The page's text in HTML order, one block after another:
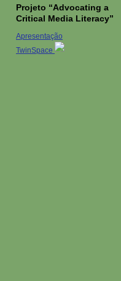
Projeto “Advocating a
Critical Media Literacy”
Apresentação
TwinSpace